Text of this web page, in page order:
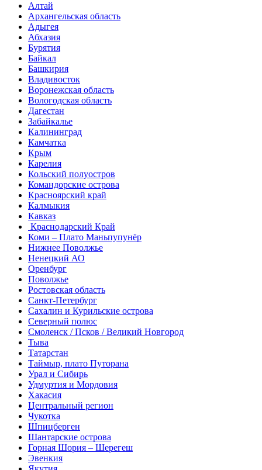
Алтай
Архангельская область
Адыгея
Абхазия
Бурятия
Байкал
Башкирия
Владивосток
Воронежская область
Вологодская область
Дагестан
Забайкалье
Калининград
Камчатка
Крым
Карелия
Кольский полуостров
Командорские острова
Красноярский край
Калмыкия
Кавказ
Краснодарский Край
Коми – Плато Маньпупунёр
Нижнее Поволжье
Ненецкий АО
Оренбург
Поволжье
Ростовская область
Санкт-Петербург
Сахалин и Курильские острова
Северный полюс
Смоленск / Псков / Великий Новгород
Тыва
Татарстан
Таймыр, плато Путорана
Урал и Сибирь
Удмуртия и Мордовия
Хакасия
Центральный регион
Чукотка
Шпицберген
Шантарские острова
Горная Шория – Шерегеш
Эвенкия